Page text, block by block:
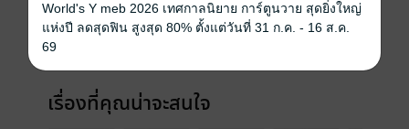
เรื่องที่คุณน่าจะสนใจ
World's Y meb 2026 เทศกาลนิยาย การ์ตูนวาย สุดยิ่งใหญ่
แห่งปี ลดสุดฟิน สูงสุด 80% ตั้งแต่วันที่ 31 ก.ค. - 16 ส.ค.
69